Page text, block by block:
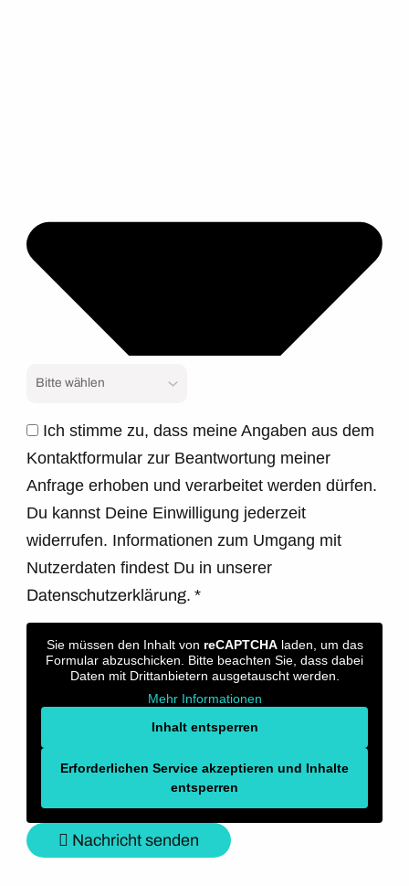
Ich stimme zu, dass meine Angaben aus dem
Kontaktformular zur Beantwortung meiner
Anfrage erhoben und verarbeitet werden dürfen.
Du kannst Deine Einwilligung jederzeit
widerrufen. Informationen zum Umgang mit
Nutzerdaten findest Du in unserer
Datenschutzerklärung.*
Sie müssen den Inhalt von reCAPTCHAladen, um das
Formular abzuschicken. Bitte beachten Sie, dass dabei
Daten mit Drittanbietern ausgetauscht werden.
Mehr Informationen
Inhalt entsperren
Erforderlichen Service akzeptieren und Inhalte
entsperren
Nachricht senden